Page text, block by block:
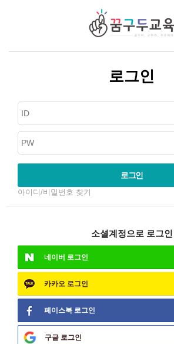
로그인
로그인
아이디/비밀번호 찾기
소셜계정으로 로그인
네이버 로그인
카카오 로그인
페이스북 로그인
구글 로그인